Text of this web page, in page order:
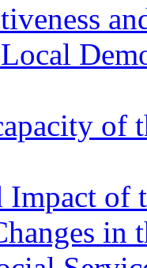
of
Impact of
in